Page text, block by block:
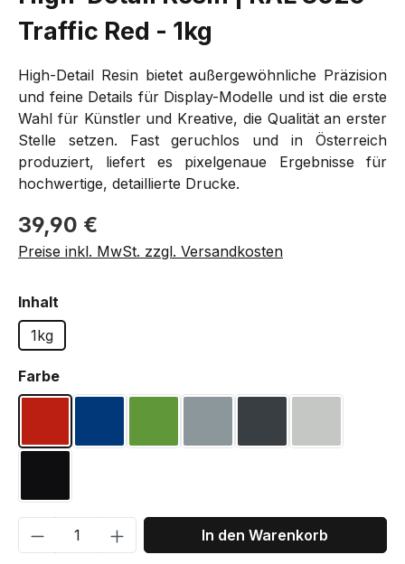
Traffic Red - 1kg
High-Detail Resin bietet außergewöhnliche Präzision
und feine Details für Display-Modelle und ist die erste
Wahl für Künstler und Kreative, die Qualität an erster
Stelle setzen. Fast geruchlos und in Österreich
produziert, liefert es pixelgenaue Ergebnisse für
hochwertige, detaillierte Drucke.
Regulärer Preis:
39,90 €
Preise inkl. MwSt. zzgl. Versandkosten
Inhalt
1kg
Farbeauswählen
Produkt Anzahl: Gib denIn den Warenkorb